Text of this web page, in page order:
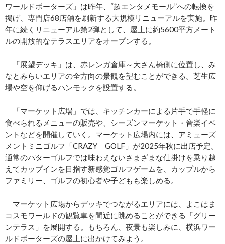
ワールドポーターズ」は昨年、“超エンタメモール”への転換を
掲げ、専門店68店舗を刷新する大規模リニューアルを実施。昨
年に続くリニューアル第2弾として、屋上に約5600平方メート
ルの開放的なテラスエリアをオープンする。
「展望デッキ」は、赤レンガ倉庫～大さん橋側に位置し、み
なとみらいエリアの全方向の景観を望むことができる。芝生広
場や空を仰げるハンモックを設置する。
「マーケット広場」では、キッチンカーによる片手で手軽に
食べられるメニューの販売や、シーズンマーケット・音楽イベ
ントなどを開催していく。マーケット広場内には、アミューズ
メントミニゴルフ「CRAZY GOLF」が2025年秋に出店予定。
通常のパターゴルフでは味わえないさまざまな仕掛けを乗り越
えてカップインを目指す新感覚ゴルフゲームを、カップルから
ファミリー、ゴルフの初心者や子どもも楽しめる。
マーケット広場からデッキでつながるエリアには、よこはま
コスモワールドの観覧車を間近に眺めることができる「グリー
ンテラス」を展開する。もちろん、夜景も楽しみに、横浜ワー
ルドポーターズの屋上に出かけてみよう。